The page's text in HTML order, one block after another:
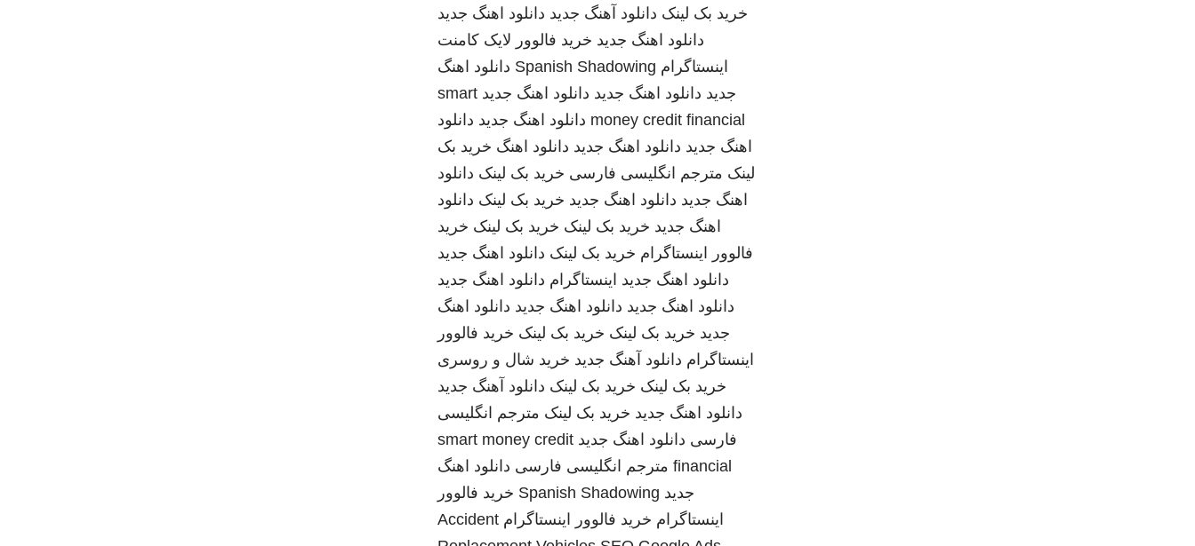
خرید بک لینک دانلود آهنگ جدید دانلود اهنگ جدید
دانلود اهنگ جدید خرید فالوور لایک کامنت
اینستاگرام Spanish Shadowing دانلود اهنگ
جدید دانلود اهنگ جدید دانلود اهنگ جدید smart
money credit financial دانلود اهنگ جدید دانلود
اهنگ جدید دانلود اهنگ جدید دانلود اهنگ خرید بک
لینک مترجم انگلیسی فارسی خرید بک لینک دانلود
اهنگ جدید دانلود اهنگ جدید خرید بک لینک دانلود
اهنگ جدید خرید بک لینک خرید بک لینک خرید
فالوور اینستاگرام خرید بک لینک دانلود اهنگ جدید
دانلود اهنگ جدید اینستاگرام دانلود اهنگ جدید
دانلود اهنگ جدید دانلود اهنگ جدید دانلود اهنگ
جدید خرید بک لینک خرید بک لینک خرید فالوور
اینستاگرام دانلود آهنگ جدید خرید شال و روسری
خرید بک لینک خرید بک لینک دانلود آهنگ جدید
دانلود اهنگ جدید خرید بک لینک مترجم انگلیسی
فارسی دانلود اهنگ جدید smart money credit
financial مترجم انگلیسی فارسی دانلود اهنگ
جدید Spanish Shadowing خرید فالوور
اینستاگرام خرید فالوور اینستاگرام Accident